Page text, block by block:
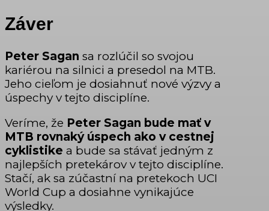
Záver
Peter Sagan sa rozlúčil so svojou
kariérou na silnici a presedol na MTB.
Jeho cieľom je dosiahnuť nové výzvy a
úspechy v tejto disciplíne.
Veríme, že Peter Sagan bude mať v
MTB rovnaký úspech ako v cestnej
cyklistike a bude sa stávať jedným z
najlepších pretekárov v tejto disciplíne.
Stačí, ak sa zúčastní na pretekoch UCI
World Cup a dosiahne vynikajúce
výsledky.